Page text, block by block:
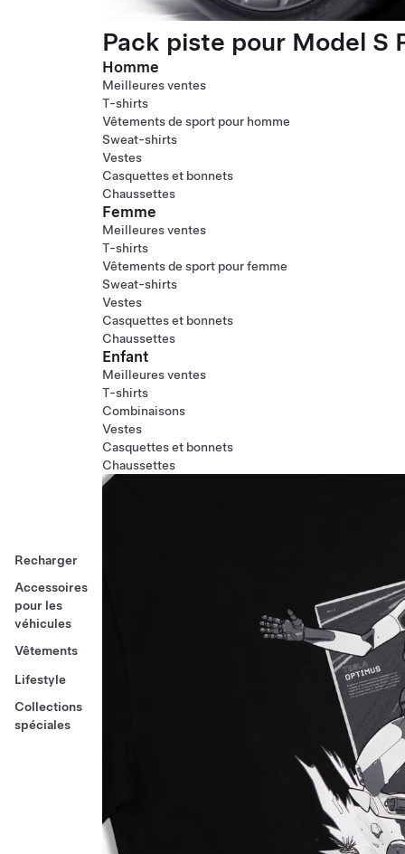
Recharger
Accessoires
pour les
véhicules
Vêtements
Lifestyle
Collections
spéciales
Pack piste pour Model S
Homme
Meilleures ventes
T-shirts
Vêtements de sport pour homme
Sweat-shirts
Vestes
Casquettes et bonnets
Chaussettes
Femme
Meilleures ventes
T-shirts
Vêtements de sport pour femme
Sweat-shirts
Vestes
Casquettes et bonnets
Chaussettes
Enfant
Meilleures ventes
T-shirts
Combinaisons
Vestes
Casquettes et bonnets
Chaussettes